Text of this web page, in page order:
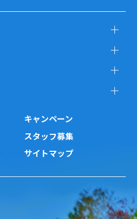
キャンペーン
スタッフ募集
サイトマップ